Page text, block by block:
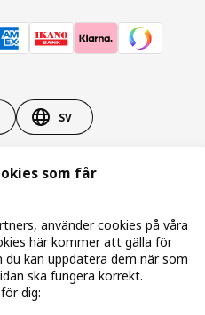
SV
& leveransvillkorBolagsinformation
ångerrätten för tjänster
som får
använder cookies på våra
här kommer att gälla för
du kan uppdatera dem när som
ska fungera korrekt.
dig: